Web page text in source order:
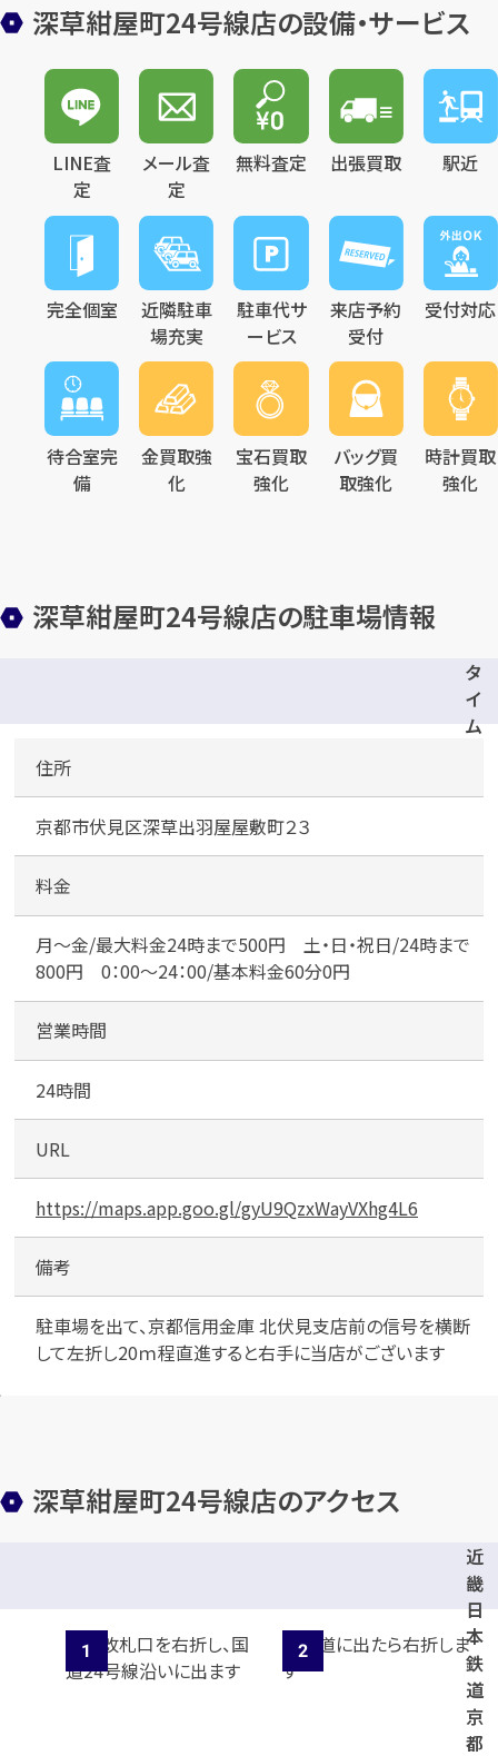
【総合受付】24時間・年中無休(年末年
メールで無料相談する
深草紺屋町24号線店の設備・サービス
LINE査
定
メール査
定
無料査定 出張買取 駅近
完全個室
近隣駐車
場充実
駐車代サ
ービス
来店予約
受付
受付対応
待合室完
備
金買取強
化
宝石買取
強化
バッグ買
取強化
時計買取
強化
深草紺屋町24号線店の駐車場情報
タ
イ
ム
ナ
ト
ー
ル
住所
京都市伏見区深草出羽屋屋敷町２３
料金
月〜金/最大料金24時まで500円 土・日・祝日/24時まで
800円 0：00〜24：00/基本料金60分0円
営業時間
24時間
URL
https://maps.app.goo.gl/gyU9QzxWayVXhg4L6
備考
駐車場を出て、京都信用金庫 北伏見支店前の信号を横断
して左折し20ｍ程直進すると右手に当店がございます
深草紺屋町24号線店のアクセス
近
畿
日
本
鉄
道
京
都